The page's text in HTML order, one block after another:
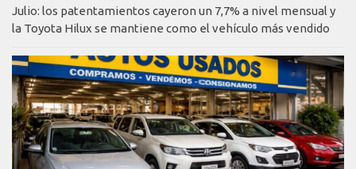
Julio: los patentamientos cayeron un 7,7% a nivel mensual y
la Toyota Hilux se mantiene como el vehículo más vendido